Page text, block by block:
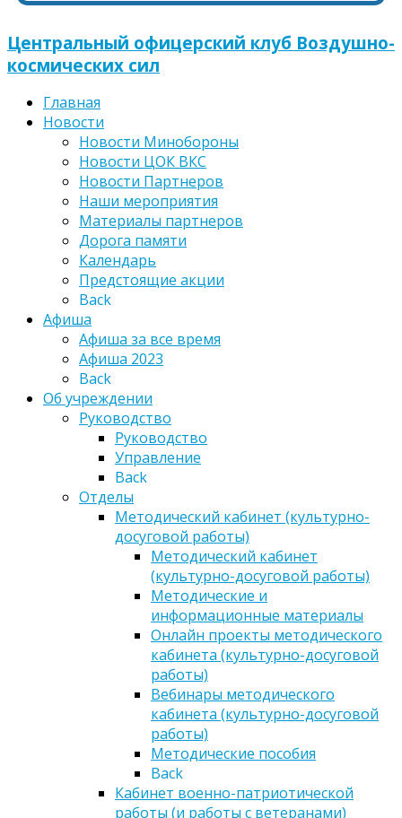
Центральный офицерский клуб Воздушно-
космических сил
Главная
Новости
Новости Минобороны
Новости ЦОК ВКС
Новости Партнеров
Наши мероприятия
Материалы партнеров
Дорога памяти
Календарь
Предстоящие акции
Back
Афиша
Афиша за все время
Афиша 2023
Back
Об учреждении
Руководство
Руководство
Управление
Back
Отделы
Методический кабинет (культурно-
досуговой работы)
Методический кабинет
(культурно-досуговой работы)
Методические и
информационные материалы
Онлайн проекты методического
кабинета (культурно-досуговой
работы)
Вебинары методического
кабинета (культурно-досуговой
работы)
Методические пособия
Back
Кабинет военно-патриотической
работы (и работы с ветеранами)